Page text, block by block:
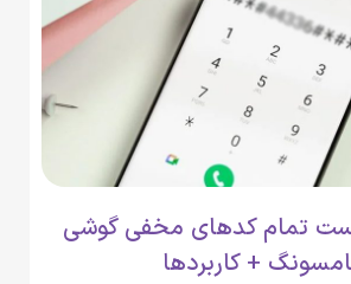
تمام کدهای مخفی گوشی
+ کاربردها